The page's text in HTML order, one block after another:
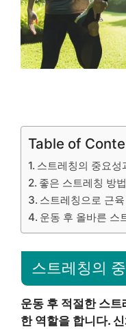
Table of
스트레칭의 중요성
좋은 스트레칭 방
스트레칭으로 근
운동 후 올바른 스
스트레칭의
운동 후 적절한 스
한 역할을 합니다.